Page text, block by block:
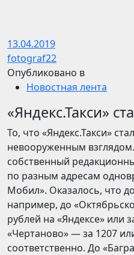
13.04.2019
fotograf22
Опубликовано в
Новостная лента
«Яндекс.Такси»
То, что «Яндекс.Такси»
невооруженным взглядом.
собственный
по разным адресам
Мобил». Оказалось, что
например, до
рублей на «Яндексе» или
«Чертаново» — за 1207
соответственно. До